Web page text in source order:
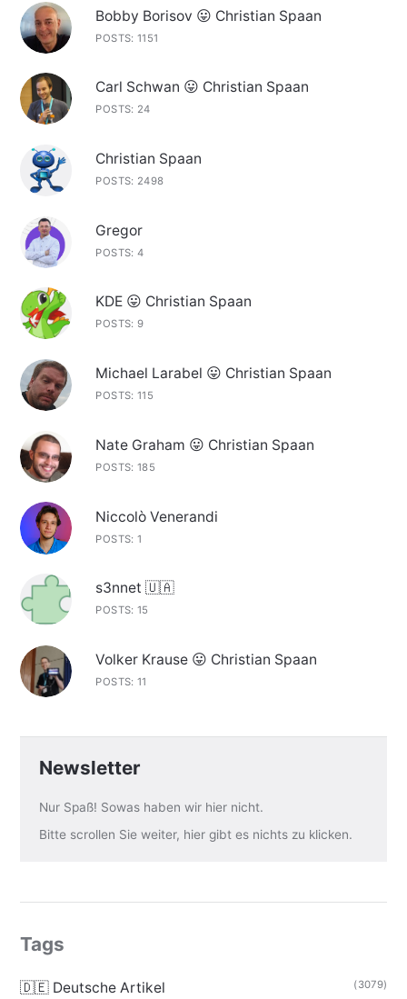
Bobby Borisov 😛 Christian Spaan
POSTS: 1151
Carl Schwan 😛 Christian Spaan
POSTS: 24
Christian Spaan
POSTS: 2498
Gregor
POSTS: 4
KDE 😛 Christian Spaan
POSTS: 9
Michael Larabel 😛 Christian Spaan
POSTS: 115
Nate Graham 😛 Christian Spaan
POSTS: 185
Niccolò Venerandi
POSTS: 1
s3nnet 🇺🇦
POSTS: 15
Volker Krause 😛 Christian Spaan
POSTS: 11
Newsletter
Nur Spaß! Sowas haben wir hier nicht.
Bitte scrollen Sie weiter, hier gibt es nichts zu klicken.
Tags
🇩🇪 Deutsche Artikel (3079)